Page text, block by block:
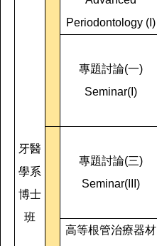
牙醫
學系
博士
班
Periodontology (I)
專題討論(一)
Seminar(I)
專題討論(三)
Seminar(III)
高等根管治療器材